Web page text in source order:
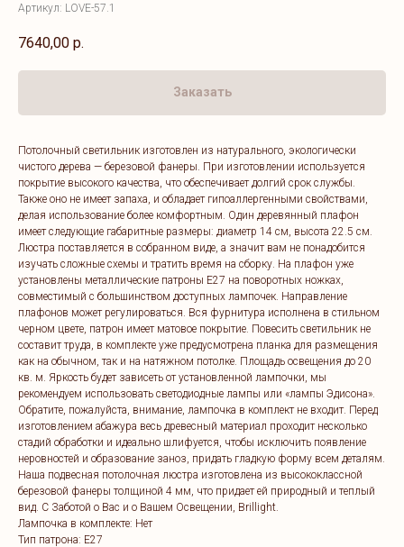
Артикул: LOVE-57.1
7640,00 р.
Заказать
Потолочный светильник изготовлен из натурального, экологически
чистого дерева — березовой фанеры. При изготовлении используется
покрытие высокого качества, что обеспечивает долгий срок службы.
Также оно не имеет запаха, и обладает гипоаллергенными свойствами,
делая использование более комфортным. Один деревянный плафон
имеет следующие габаритные размеры: диаметр 14 см, высота 22.5 см.
Люстра поставляется в собранном виде, а значит вам не понадобится
изучать сложные схемы и тратить время на сборку. На плафон уже
установлены металлические патроны E27 на поворотных ножках,
совместимый с большинством доступных лампочек. Направление
плафонов может регулироваться. Вся фурнитура исполнена в стильном
черном цвете, патрон имеет матовое покрытие. Повесить светильник не
составит труда, в комплекте уже предусмотрена планка для размещения
как на обычном, так и на натяжном потолке. Площадь освещения до 20
кв. м. Яркость будет зависеть от установленной лампочки, мы
рекомендуем использовать светодиодные лампы или «лампы Эдисона».
Обратите, пожалуйста, внимание, лампочка в комплект не входит. Перед
изготовлением абажура весь древесный материал проходит несколько
стадий обработки и идеально шлифуется, чтобы исключить появление
неровностей и образование заноз, придать гладкую форму всем деталям.
Наша подвесная потолочная люстра изготовлена из высококлассной
березовой фанеры толщиной 4 мм, что придает ей природный и теплый
вид. C Заботой о Вас и о Вашем Освещении, Brillight.
Лампочка в комплекте: Нет
Тип патрона: E27